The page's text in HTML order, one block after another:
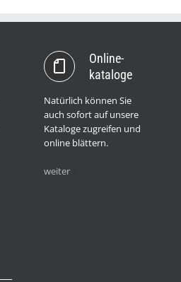
Online­
kataloge
Natürlich können Sie
auch sofort auf unsere
Kataloge zugreifen und
online blättern.
weiter